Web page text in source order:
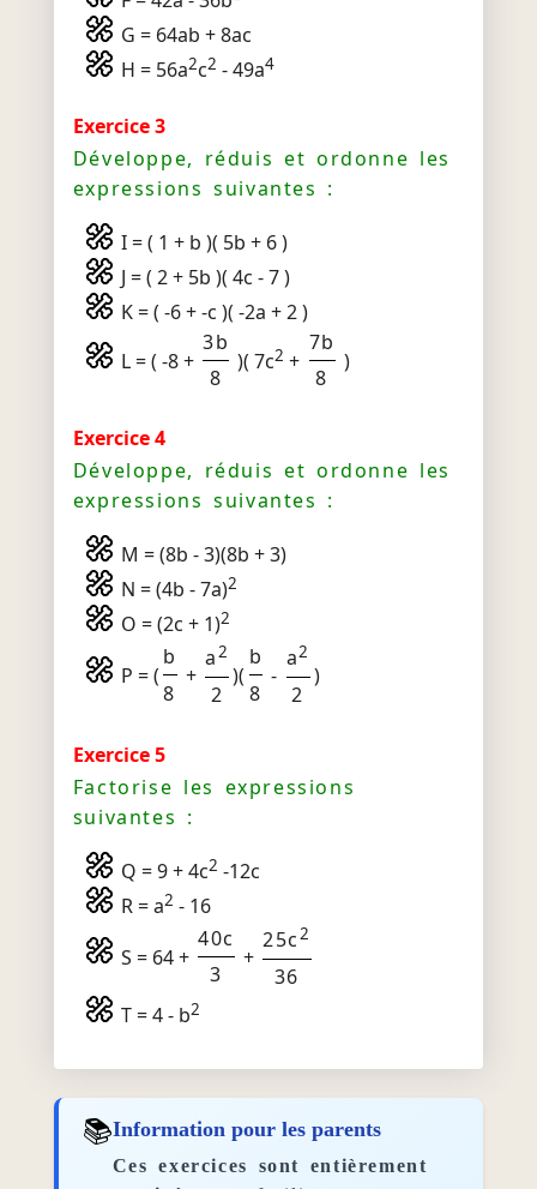
G = 64ab + 8ac
H = 56a2c2 - 49a4
Exercice 3
Développe, réduis et ordonne les
expressions suivantes :
I = ( 1 + b )( 5b + 6 )
J = ( 2 + 5b )( 4c - 7 )
K = ( -6 + -c )( -2a + 2 )
L = ( -8 +
3b
8
)( 7c2 +
7b
8
)
Exercice 4
Développe, réduis et ordonne les
expressions suivantes :
M = (8b - 3)(8b + 3)
N = (4b - 7a)2
O = (2c + 1)2
P = (
b
8
+
a2
2
)(
b
8
-
a2
2
)
Exercice 5
Factorise les expressions
suivantes :
Q = 9 + 4c2 -12c
R = a2 - 16
S = 64 +
40c
3
+
25c2
36
T = 4 - b2
📚Information pour les parents
Ces exercices sont entièrement